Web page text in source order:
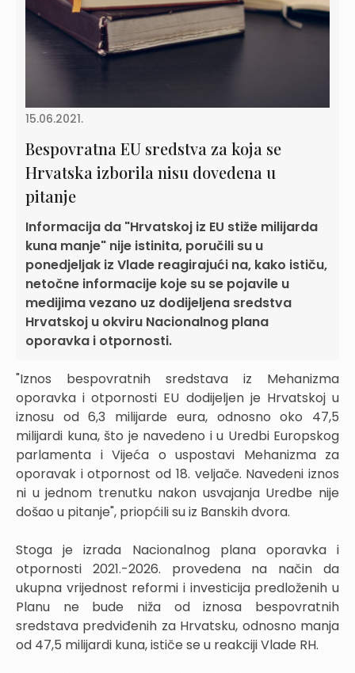
15.06.2021.
Bespovratna EU sredstva za koja se
Hrvatska izborila nisu dovedena u
pitanje
Informacija da "Hrvatskoj iz EU stiže milijarda
kuna manje" nije istinita, poručili su u
ponedjeljak iz Vlade reagirajući na, kako ističu,
netočne informacije koje su se pojavile u
medijima vezano uz dodijeljena sredstva
Hrvatskoj u okviru Nacionalnog plana
oporavka i otpornosti.
"Iznos bespovratnih sredstava iz Mehanizma
oporavka i otpornosti EU dodijeljen je Hrvatskoj u
iznosu od 6,3 milijarde eura, odnosno oko 47,5
milijardi kuna, što je navedeno i u Uredbi Europskog
parlamenta i Vijeća o uspostavi Mehanizma za
oporavak i otpornost od 18. veljače. Navedeni iznos
ni u jednom trenutku nakon usvajanja Uredbe nije
došao u pitanje", priopćili su iz Banskih dvora.
Stoga je izrada Nacionalnog plana oporavka i
otpornosti 2021.-2026. provedena na način da
ukupna vrijednost reformi i investicija predloženih u
Planu ne bude niža od iznosa bespovratnih
sredstava predviđenih za Hrvatsku, odnosno manja
od 47,5 milijardi kuna, ističe se u reakciji Vlade RH.